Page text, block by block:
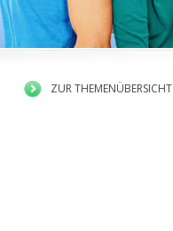
ZUR THEMENÜBERSICHT